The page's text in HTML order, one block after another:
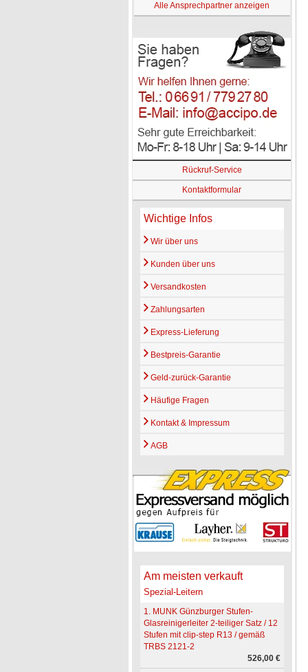
Alle Ansprechpartner anzeigen
Rückruf-Service
Kontaktformular
Wichtige Infos
Wir über uns
Kunden über uns
Versandkosten
Zahlungsarten
Express-Lieferung
Bestpreis-Garantie
Geld-zurück-Garantie
Häufige Fragen
Kontakt & Impressum
AGB
Am meisten verkauft
Spezial-Leitern
1. MUNK Günzburger Stufen-
Glasreinigerleiter 2-teiliger Satz / 12
Stufen mit clip-step R13 / gemäß
TRBS 2121-2
526,00 €